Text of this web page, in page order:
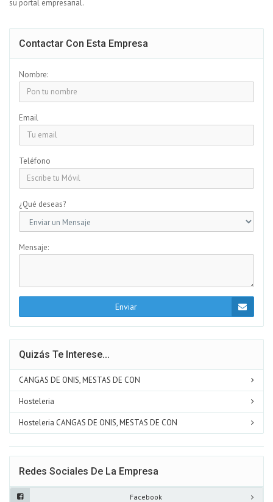
su portal empresarial.
Contactar Con Esta Empresa
Nombre:
Email
Teléfono
¿Qué deseas?
Mensaje:
Enviar
Quizás Te Interese...
CANGAS DE ONIS, MESTAS DE CON
Hosteleria
Hosteleria CANGAS DE ONIS, MESTAS DE CON
Redes Sociales De La Empresa
Facebook